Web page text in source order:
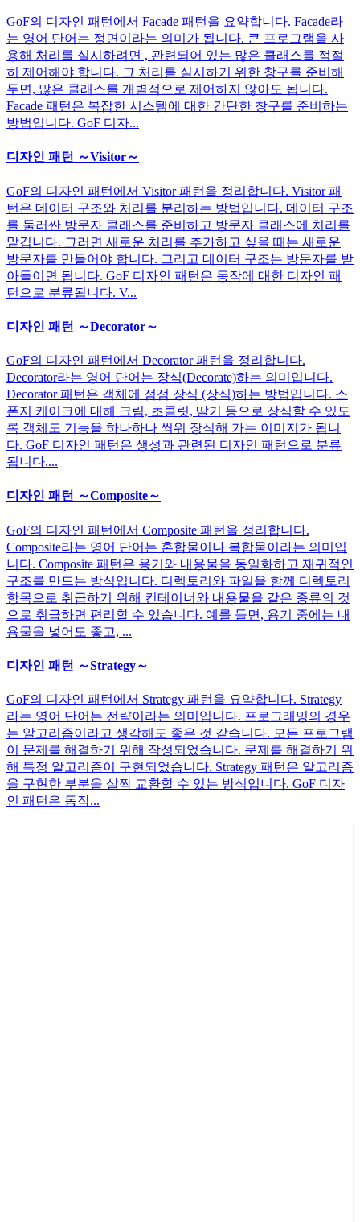
GoF의 디자인 패턴에서 Facade 패턴을 요약합니다. Facade라
는 영어 단어는 정면이라는 의미가 됩니다. 큰 프로그램을 사
용해 처리를 실시하려면 , 관련되어 있는 많은 클래스를 적절
히 제어해야 합니다. 그 처리를 실시하기 위한 창구를 준비해
두면, 많은 클래스를 개별적으로 제어하지 않아도 됩니다.
Facade 패턴은 복잡한 시스템에 대한 간단한 창구를 준비하는
방법입니다. GoF 디자...
디자인 패턴 ～Visitor～
GoF의 디자인 패턴에서 Visitor 패턴을 정리합니다. Visitor 패
턴은 데이터 구조와 처리를 분리하는 방법입니다. 데이터 구조
를 둘러싼 방문자 클래스를 준비하고 방문자 클래스에 처리를
맡깁니다. 그러면 새로운 처리를 추가하고 싶을 때는 새로운
방문자를 만들어야 합니다. 그리고 데이터 구조는 방문자를 받
아들이면 됩니다. GoF 디자인 패턴은 동작에 대한 디자인 패
턴으로 분류됩니다. V...
디자인 패턴 ～Decorator～
GoF의 디자인 패턴에서 Decorator 패턴을 정리합니다.
Decorator라는 영어 단어는 장식(Decorate)하는 의미입니다.
Decorator 패턴은 객체에 점점 장식 (장식)하는 방법입니다. 스
폰지 케이크에 대해 크림, 초콜릿, 딸기 등으로 장식할 수 있도
록 객체도 기능을 하나하나 씌워 장식해 가는 이미지가 됩니
다. GoF 디자인 패턴은 생성과 관련된 디자인 패턴으로 분류
됩니다....
디자인 패턴 ～Composite～
GoF의 디자인 패턴에서 Composite 패턴을 정리합니다.
Composite라는 영어 단어는 혼합물이나 복합물이라는 의미입
니다. Composite 패턴은 용기와 내용물을 동일화하고 재귀적인
구조를 만드는 방식입니다. 디렉토리와 파일을 함께 디렉토리
항목으로 취급하기 위해 컨테이너와 내용물을 같은 종류의 것
으로 취급하면 편리할 수 있습니다. 예를 들면, 용기 중에는 내
용물을 넣어도 좋고, ...
디자인 패턴 ～Strategy～
GoF의 디자인 패턴에서 Strategy 패턴을 요약합니다. Strategy
라는 영어 단어는 전략이라는 의미입니다. 프로그래밍의 경우
는 알고리즘이라고 생각해도 좋은 것 같습니다. 모든 프로그램
이 문제를 해결하기 위해 작성되었습니다. 문제를 해결하기 위
해 특정 알고리즘이 구현되었습니다. Strategy 패턴은 알고리즘
을 구현한 부분을 살짝 교환할 수 있는 방식입니다. GoF 디자
인 패턴은 동작...